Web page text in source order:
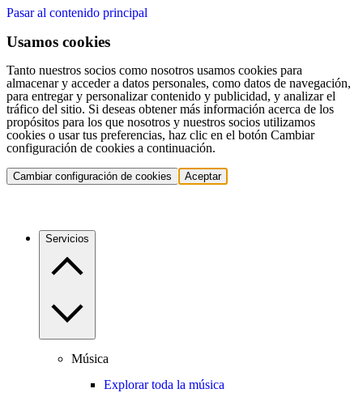
Pasar al contenido principal
Usamos cookies
Tanto nuestros socios como nosotros usamos cookies para
almacenar y acceder a datos personales, como datos de navegación,
para entregar y personalizar contenido y publicidad, y analizar el
tráfico del sitio. Si deseas obtener más información acerca de los
propósitos para los que nosotros y nuestros socios utilizamos
cookies o usar tus preferencias, haz clic en el botón Cambiar
configuración de cookies a continuación.
Cambiar configuración de cookies Aceptar
Servicios
Música
Explorar toda la música